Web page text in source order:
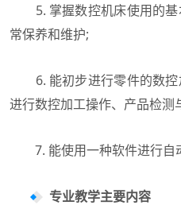
5. 掌握数控机床使用的基
常保养和维护;
6. 能初步进行零件的数控
进行数控加工操作、产品检测
7. 能使用一种软件进行自
专业教学主要内容